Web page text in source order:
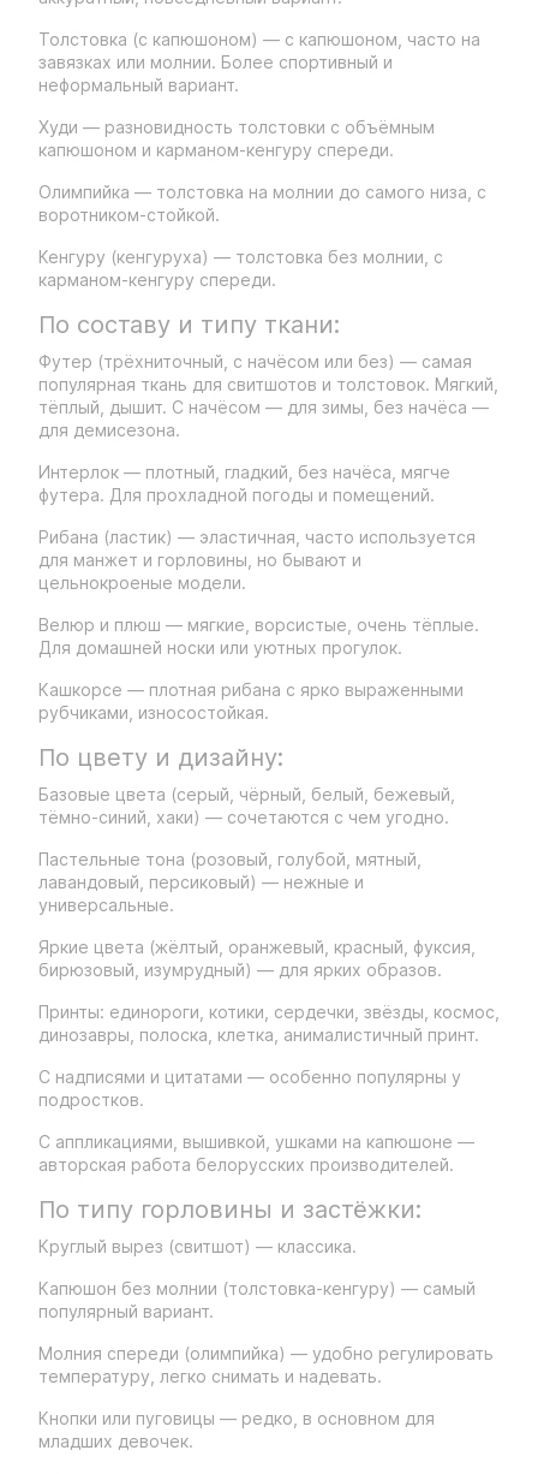
Толстовка (с капюшоном) — с капюшоном, часто на
завязках или молнии. Более спортивный и
неформальный вариант.
Худи — разновидность толстовки с объёмным
капюшоном и карманом-кенгуру спереди.
Олимпийка — толстовка на молнии до самого низа, с
воротником-стойкой.
Кенгуру (кенгуруха) — толстовка без молнии, с
карманом-кенгуру спереди.
По составу и типу ткани:
Футер (трёхниточный, с начёсом или без) — самая
популярная ткань для свитшотов и толстовок. Мягкий,
тёплый, дышит. С начёсом — для зимы, без начёса —
для демисезона.
Интерлок — плотный, гладкий, без начёса, мягче
футера. Для прохладной погоды и помещений.
Рибана (ластик) — эластичная, часто используется
для манжет и горловины, но бывают и
цельнокроеные модели.
Велюр и плюш — мягкие, ворсистые, очень тёплые.
Для домашней носки или уютных прогулок.
Кашкорсе — плотная рибана с ярко выраженными
рубчиками, износостойкая.
По цвету и дизайну:
Базовые цвета (серый, чёрный, белый, бежевый,
тёмно-синий, хаки) — сочетаются с чем угодно.
Пастельные тона (розовый, голубой, мятный,
лавандовый, персиковый) — нежные и
универсальные.
Яркие цвета (жёлтый, оранжевый, красный, фуксия,
бирюзовый, изумрудный) — для ярких образов.
Принты: единороги, котики, сердечки, звёзды, космос,
динозавры, полоска, клетка, анималистичный принт.
С надписями и цитатами — особенно популярны у
подростков.
С аппликациями, вышивкой, ушками на капюшоне —
авторская работа белорусских производителей.
По типу горловины и застёжки:
Круглый вырез (свитшот) — классика.
Капюшон без молнии (толстовка-кенгуру) — самый
популярный вариант.
Молния спереди (олимпийка) — удобно регулировать
температуру, легко снимать и надевать.
Кнопки или пуговицы — редко, в основном для
младших девочек.